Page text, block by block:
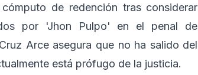
de redención tras considerar
por 'Jhon Pulpo' en el penal de
Arce asegura que no ha salido del
está prófugo de la justicia.